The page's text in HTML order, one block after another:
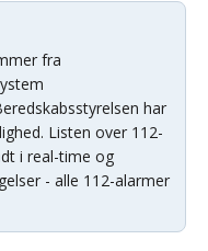
fra
har
Listen over 112-
i real-time og
- alle 112-alarmer